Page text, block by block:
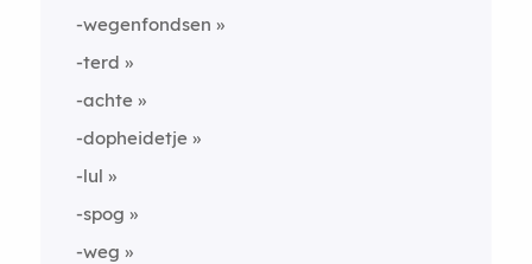
-wegenfondsen
-terd
-achte
-dopheidetje
-lul
-spog
-weg